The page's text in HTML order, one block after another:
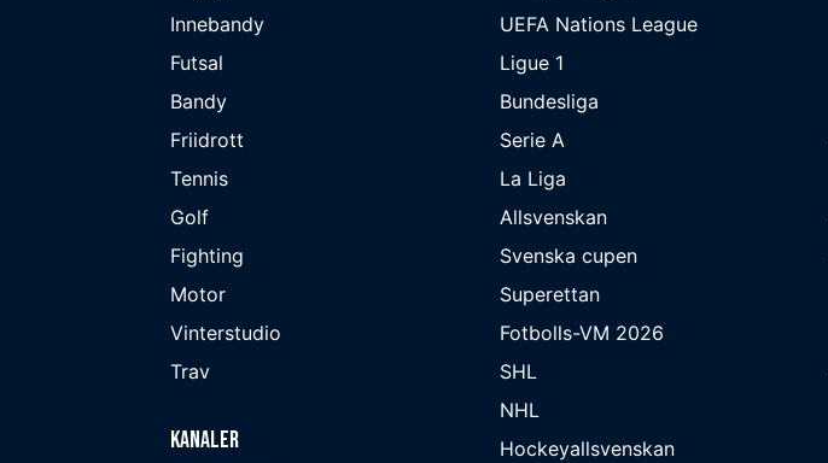
Innebandy
Futsal
Bandy
Friidrott
Tennis
Golf
Fighting
Motor
Vinterstudio
Trav
Kanaler
UEFA Nations League
Ligue 1
Bundesliga
Serie A
La Liga
Allsvenskan
Svenska cupen
Superettan
Fotbolls-VM 2026
SHL
NHL
Hockeyallsvenskan